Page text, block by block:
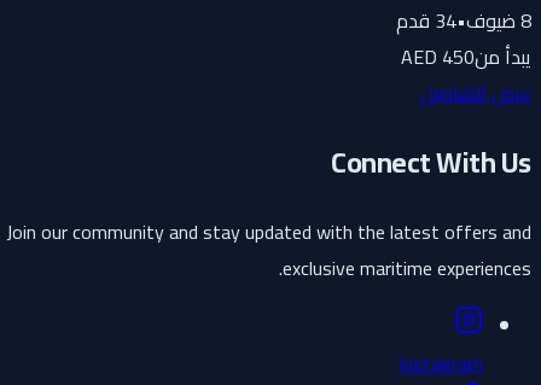
8ضيوف•
34 قدم
يبدأ من450 AED
عرض التفاصيل
Connect With Us
Join our community and stay updated with the latest offers and
exclusive maritime experiences.
Instagram